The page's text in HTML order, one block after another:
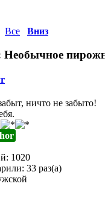
Все Вниз
Необычное
ничто не забыто!
1020
33 раз(а)